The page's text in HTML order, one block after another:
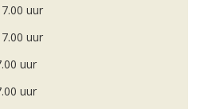
uur
uur
uur
uur